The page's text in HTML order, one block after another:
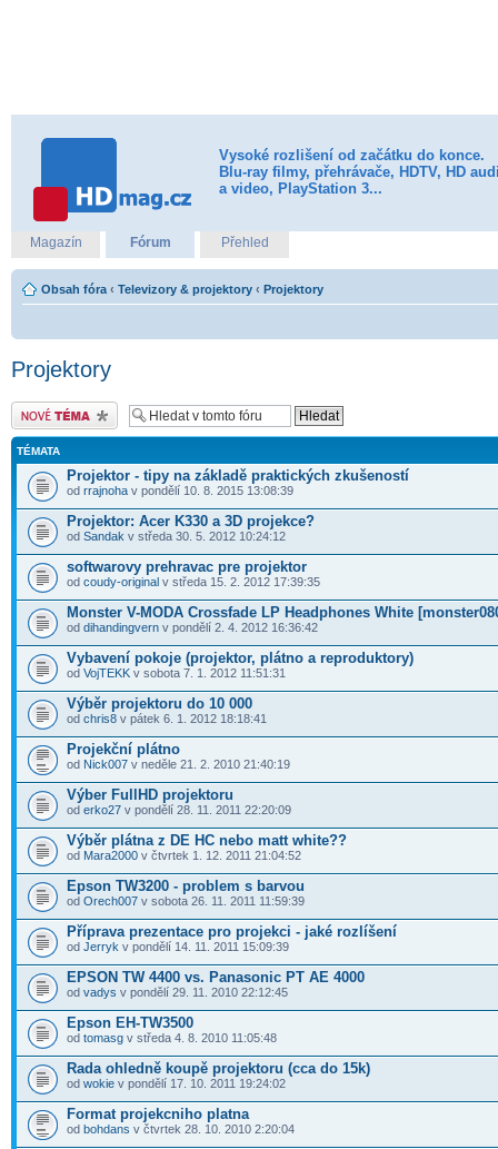
Vysoké rozlišení od začátku do konce.
Blu-ray filmy, přehrávače, HDTV, HD
a video, PlayStation 3...
Magazín Fórum Přehled
Obsah fóra ‹ Televizory & projektory ‹ Projektory
Projektory
Odeslat nové téma
TÉMATA
Projektor - tipy na základě praktických zkušeností
od rrajnoha v pondělí 10. 8. 2015 13:08:39
Projektor: Acer K330 a 3D projekce?
od Sandak v středa 30. 5. 2012 10:24:12
softwarovy prehravac pre projektor
od coudy-original v středa 15. 2. 2012 17:39:35
Monster V-MODA Crossfade LP Headphones White
od dihandingvern v pondělí 2. 4. 2012 16:36:42
Vybavení pokoje (projektor, plátno a reproduktory)
od VojTEKK v sobota 7. 1. 2012 11:51:31
Výběr projektoru do 10 000
od chris8 v pátek 6. 1. 2012 18:18:41
Projekční plátno
od Nick007 v neděle 21. 2. 2010 21:40:19
Výber FullHD projektoru
od erko27 v pondělí 28. 11. 2011 22:20:09
Výběr plátna z DE HC nebo matt white??
od Mara2000 v čtvrtek 1. 12. 2011 21:04:52
Epson TW3200 - problem s barvou
od Orech007 v sobota 26. 11. 2011 11:59:39
Příprava prezentace pro projekci - jaké rozlíšení
od Jerryk v pondělí 14. 11. 2011 15:09:39
EPSON TW 4400 vs. Panasonic PT AE 4000
od vadys v pondělí 29. 11. 2010 22:12:45
Epson EH-TW3500
od tomasg v středa 4. 8. 2010 11:05:48
Rada ohledně koupě projektoru (cca do 15k)
od wokie v pondělí 17. 10. 2011 19:24:02
Format projekcniho platna
od bohdans v čtvrtek 28. 10. 2010 2:20:04